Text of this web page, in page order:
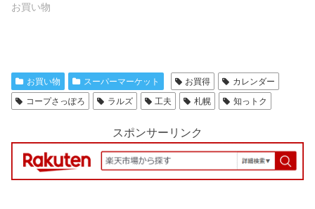
お買い物
お買い物 スーパーマーケット お買得
カレンダー
コープさっぽろ
ラルズ 工夫 札幌 知っトク
スポンサーリンク